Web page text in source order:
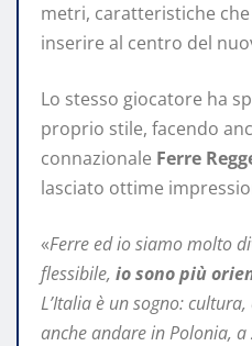
metri, caratteristiche
inserire al centro del
Lo stesso giocatore ha
proprio stile, facendo
connazionale Ferre
lasciato ottime
«Ferre ed io siamo molto
flessibile, io sono più
L’Italia è un sogno:
anche andare in Polonia, a